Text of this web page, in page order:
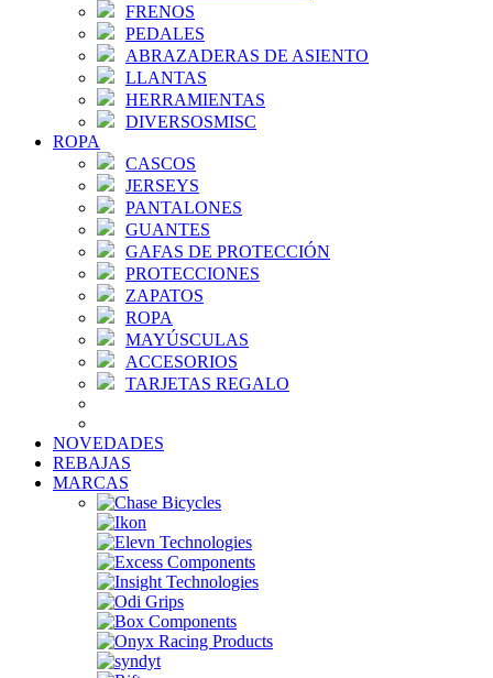
FRENOS
PEDALES
ABRAZADERAS DE ASIENTO
LLANTAS
HERRAMIENTAS
DIVERSOSMISC
ROPA
CASCOS
JERSEYS
PANTALONES
GUANTES
GAFAS DE PROTECCIÓN
PROTECCIONES
ZAPATOS
ROPA
MAYÚSCULAS
ACCESORIOS
TARJETAS REGALO
NOVEDADES
REBAJAS
MARCAS